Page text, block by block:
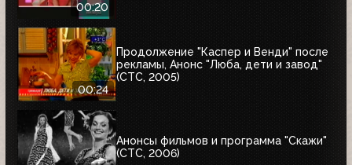
00:20
00:24
Продолжение "Каспер и Венди" после
рекламы, Анонс "Люба, дети и завод"
(СТС, 2005)
Анонсы фильмов и программа "Скажи"
(СТС, 2006)